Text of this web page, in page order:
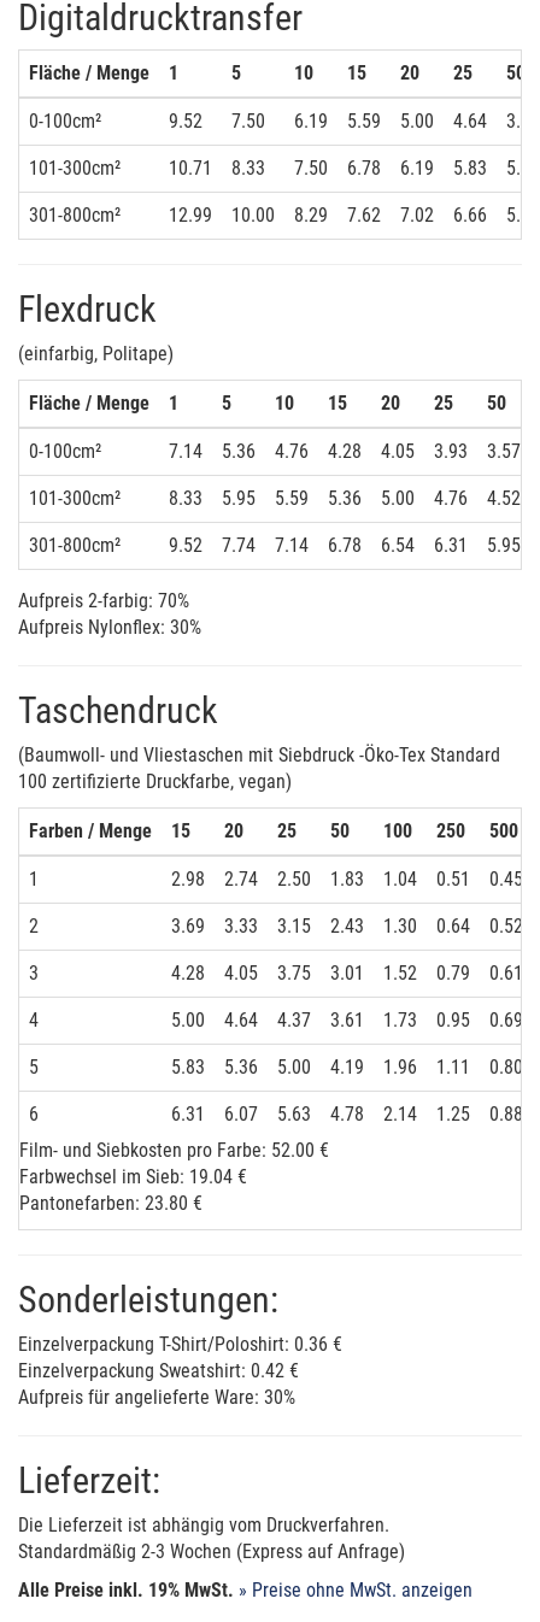
Digitaldrucktransfer
Fläche / Menge 1 5 10 15 20 25 50
0-100cm² 9.52 7.50 6.19 5.59 5.00 4.64 3.93
101-300cm² 10.71 8.33 7.50 6.78 6.19 5.83 5.00
301-800cm² 12.99 10.00 8.29 7.62 7.02 6.66 5.95
Flexdruck
(einfarbig, Politape)
Fläche / Menge 1 5 10 15 20 25 50
0-100cm² 7.14 5.36 4.76 4.28 4.05 3.93 3.57
101-300cm² 8.33 5.95 5.59 5.36 5.00 4.76 4.52
301-800cm² 9.52 7.74 7.14 6.78 6.54 6.31 5.95
Aufpreis 2-farbig: 70%
Aufpreis Nylonflex: 30%
Taschendruck
(Baumwoll- und Vliestaschen mit Siebdruck -Öko-Tex Standard
100 zertifizierte Druckfarbe, vegan)
Farben / Menge 15 20 25 50 100 250 500
1 2.98 2.74 2.50 1.83 1.04 0.51 0.45
2 3.69 3.33 3.15 2.43 1.30 0.64 0.52
3 4.28 4.05 3.75 3.01 1.52 0.79 0.61
4 5.00 4.64 4.37 3.61 1.73 0.95 0.69
5 5.83 5.36 5.00 4.19 1.96 1.11 0.80
6 6.31 6.07 5.63 4.78 2.14 1.25
0.88
Film- und Siebkosten pro Farbe: 52.00 €
Farbwechsel im Sieb: 19.04 €
Pantonefarben: 23.80 €
Sonderleistungen:
Einzelverpackung T-Shirt/Poloshirt: 0.36 €
Einzelverpackung Sweatshirt: 0.42 €
Aufpreis für angelieferte Ware: 30%
Lieferzeit:
Die Lieferzeit ist abhängig vom Druckverfahren.
Standardmäßig 2-3 Wochen (Express auf Anfrage)
Alle Preise inkl. 19% MwSt. » Preise ohne MwSt. anzeigen